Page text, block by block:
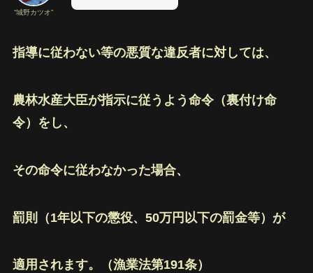
“城野カツオ”
指導に従わない等の悪質な違反者に対しては、
農林水産大臣が指示に従うよう命令（裏付け命
令）をし、
その命令に従わなかった場合、
罰則（1年以下の懲役、50万円以下の罰金等）が
適用されます。（漁業法第191条）